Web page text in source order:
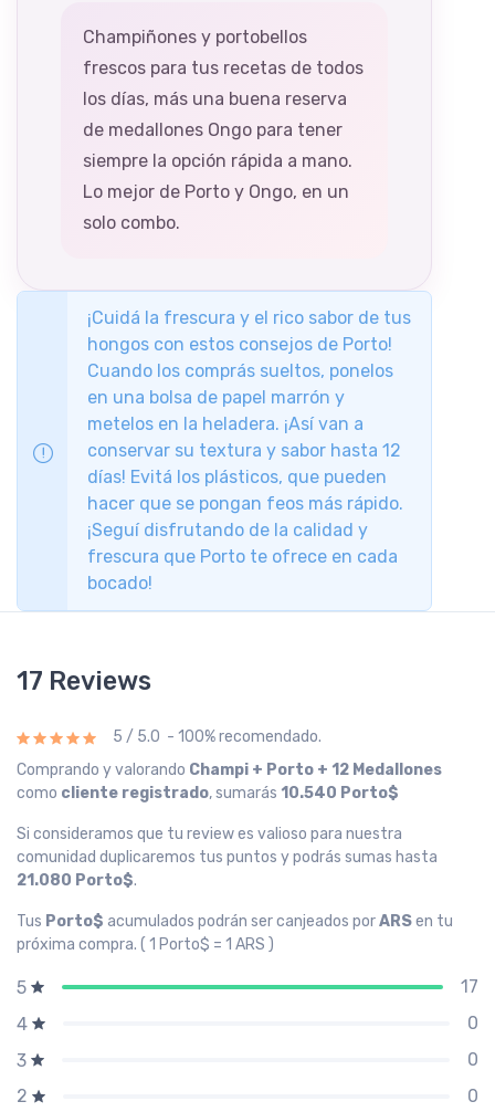
Champiñones y portobellos
frescos para tus recetas de todos
los días, más una buena reserva
de medallones Ongo para tener
siempre la opción rápida a mano.
Lo mejor de Porto y Ongo, en un
solo combo.
¡Cuidá la frescura y el rico sabor de tus
hongos con estos consejos de Porto!
Cuando los comprás sueltos, ponelos
en una bolsa de papel marrón y
metelos en la heladera. ¡Así van a
conservar su textura y sabor hasta 12
días! Evitá los plásticos, que pueden
hacer que se pongan feos más rápido.
¡Seguí disfrutando de la calidad y
frescura que Porto te ofrece en cada
bocado!
17 Reviews
5 / 5.0 - 100% recomendado.
Comprando y valorando Champi + Porto + 12 Medallones
como cliente registrado, sumarás 10.540 Porto$
Si consideramos que tu review es valioso para nuestra
comunidad duplicaremos tus puntos y podrás sumas hasta
21.080 Porto$.
Tus Porto$ acumulados podrán ser canjeados porARSen tu
próxima compra. ( 1 Porto$ = 1 ARS )
5
17
4
0
3
0
2
0